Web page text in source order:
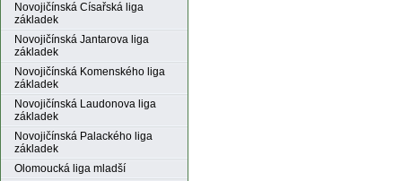
Novojičínská Císařská liga
základek
Novojičínská Jantarova liga
základek
Novojičínská Komenského liga
základek
Novojičínská Laudonova liga
základek
Novojičínská Palackého liga
základek
Olomoucká liga mladší